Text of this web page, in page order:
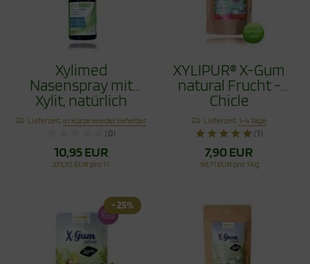
Xylimed
Nasenspray mit
Xylit, natürlich
reinigend, 45ml
Lieferzeit: in Kürze wieder lieferbar
(0)
10,95 EUR
273,70 EUR pro 1 l
XYLIPUR® X-Gum
natural Frucht -
Chicle
Vorteilspack 80g
Lieferzeit:1-4 Tage
(1)
7,90 EUR
98,71 EUR pro 1 kg
- 25%